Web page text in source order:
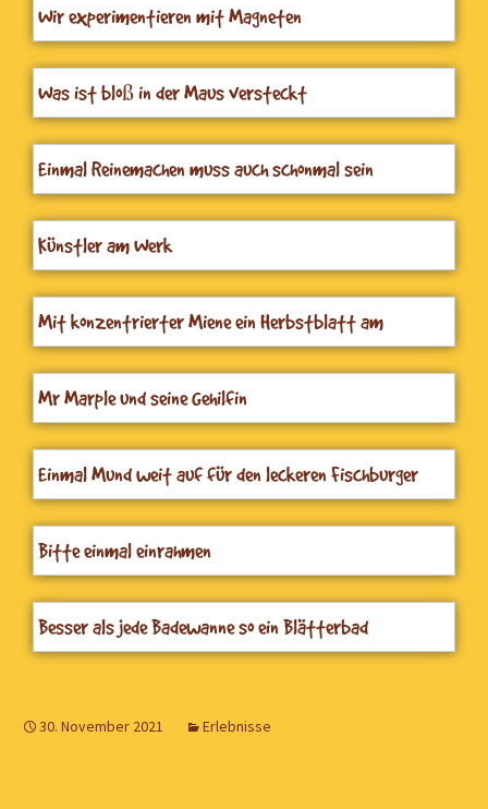
Wir experimentieren mit Magneten
Was ist bloß in der Maus versteckt
Einmal Reinemachen muss auch schonmal sein
Künstler am Werk
Mit konzentrierter Miene ein Herbstblatt am
Stempeln
Mr Marple und seine Gehilfin
Einmal Mund weit auf für den leckeren Fischburger
Bitte einmal einrahmen
Besser als jede Badewanne so ein Blätterbad
30. November 2021 Erlebnisse